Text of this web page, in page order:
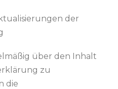
der
über den Inhalt
zu
die